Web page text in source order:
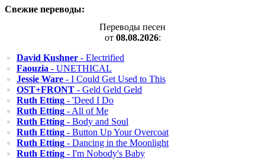
Свежие переводы:
Переводы песен
от 08.08.2026:
David Kushner - Electrified
Faouzia - UNETHICAL
Jessie Ware - I Could Get Used to This
OST+FRONT - Geld Geld Geld
Ruth Etting - 'Deed I Do
Ruth Etting - All of Me
Ruth Etting - Body and Soul
Ruth Etting - Button Up Your Overcoat
Ruth Etting - Dancing in the Moonlight
Ruth Etting - I'm Nobody's Baby